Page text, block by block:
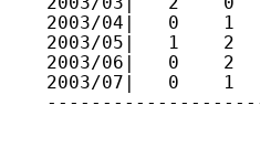
2003/04|   0
2003/05|   1
2003/06|   0
2003/07|   0